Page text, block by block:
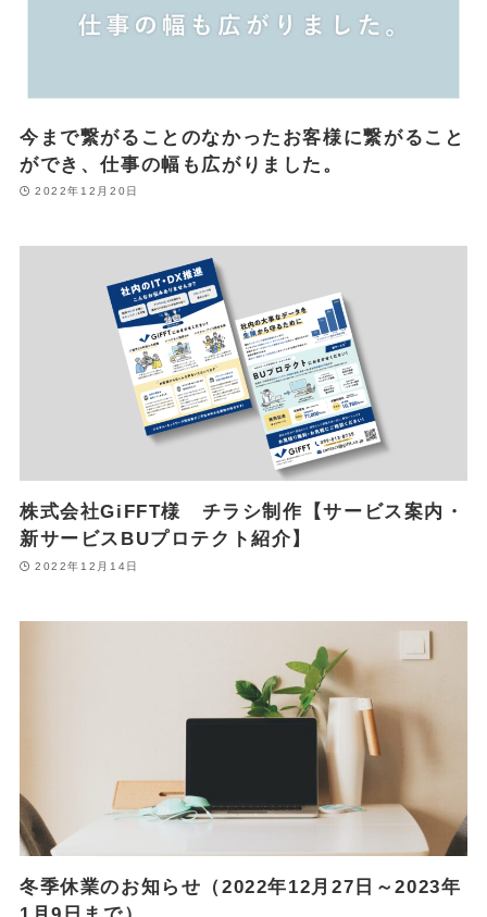
今まで繋がることのなかったお客様に繋がること
ができ、仕事の幅も広がりました。
2022年12月20日
株式会社GiFFT様 チラシ制作【サービス案内・
新サービスBUプロテクト紹介】
2022年12月14日
冬季休業のお知らせ（2022年12月27日～2023年